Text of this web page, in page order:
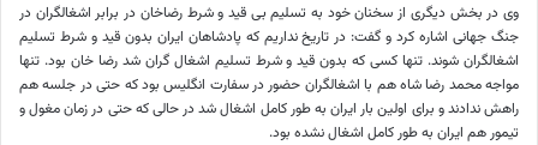
وی در بخش دیگری از سخنان خود به تسلیم بی قید و شرط رضاخان در برابر اشغالگران در
جنگ جهانی اشاره کرد و گفت: در تاریخ نداریم که پادشاهان ایران بدون قید و شرط تسلیم
اشغالگران شوند. تنها کسی که بدون قید و شرط تسلیم اشغال گران شد رضا خان بود. تنها
مواجه محمد رضا شاه هم با اشغالگران حضور در سفارت انگلیس بود که حتی در جلسه هم
راهش ندادند و برای اولین بار ایران به طور کامل اشغال شد در حالی که حتی در زمان مغول و
تیمور هم ایران به طور کامل اشغال نشده بود.